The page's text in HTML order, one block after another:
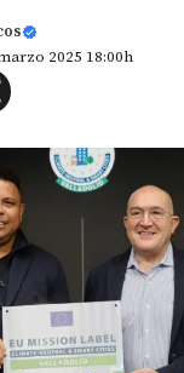
2025 18:00h